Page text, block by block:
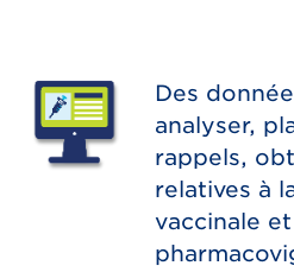
Des
analyser,
rappels,
relatives à
vaccinale